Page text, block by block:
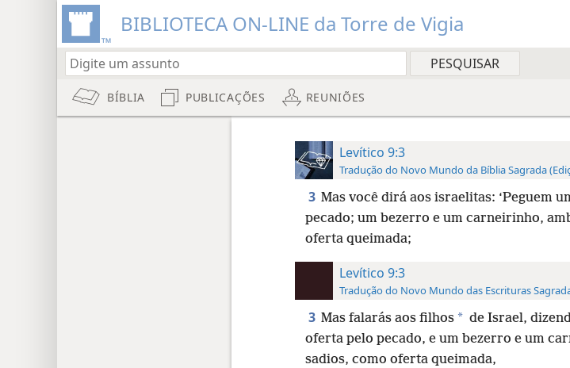
BIBLIOTECA ON-LINE da Torre de Vigia
BÍBLIA PUBLICAÇÕES REUNIÕES
Levítico 9:3
Tradução do Novo Mundo da Bíblia Sagrada
3 Mas você dirá aos israelitas: ‘Peguem
pecado; um bezerro e um carneirinho,
oferta queimada;
Levítico 9:3
Tradução do Novo Mundo das Escrituras
3 Mas falarás aos filhos * de Israel,
oferta pelo pecado, e um bezerro e um
sadios, como oferta queimada,